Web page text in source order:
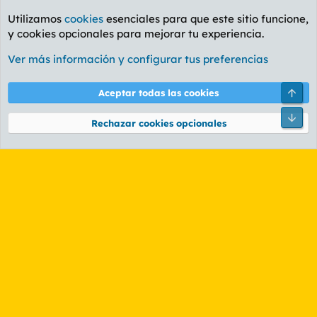
Foro General
Cookies
PL OLDSTYLE AMARILLO
Términos y reglas Política de privacidad Ayuda
Community platform by XenForo® © 2010-2026 XenForo Ltd.
Utilizamos cookies esenciales para que este sitio funcione,
y cookies opcionales para mejorar tu experiencia.
Ver más información y configurar tus preferencias
Aceptar todas las cookies
Rechazar cookies opcionales
Pie